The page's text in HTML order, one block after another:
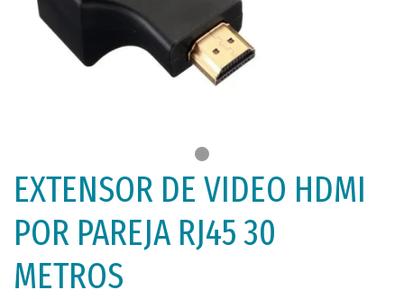
EXTENSOR DE VIDEO HDMI
POR PAREJA RJ45 30
METROS